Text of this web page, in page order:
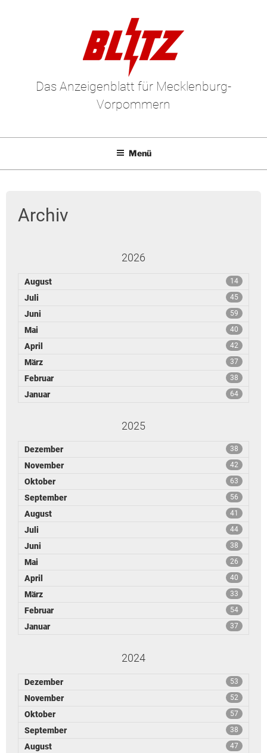
Das Anzeigenblatt für Mecklenburg-
Vorpommern
Menü
Archiv
2026
August 14
Juli 45
Juni 59
Mai 40
April 42
März 37
Februar 38
Januar 64
2025
Dezember 38
November 42
Oktober 63
September 56
August 41
Juli 44
Juni 38
Mai 26
April 40
März 33
Februar 54
Januar 37
2024
Dezember 53
November 52
Oktober 57
September 38
August 47